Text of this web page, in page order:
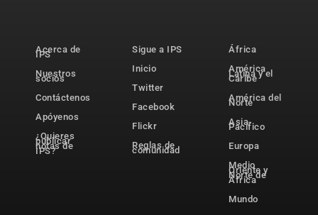
Acerca de
IPS
Nuestros
socios
Contáctenos
Apóyenos
¿Quieres
publicar
notas de
IPS?
Sigue a IPS
Inicio
Twitter
Facebook
Flickr
Reglas de
comunidad
África
América
Latina y el
Caribe
América del
Norte
Asia-
Pacífico
Europa
Medio
Oriente y
Norte de
África
Mundo